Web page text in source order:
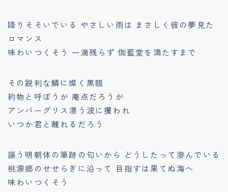
降りそそいでいる やさしい雨は まさしく彼の夢見た
ロマンス
味わいつくそう 一滴残らず 伽藍堂を満たすまで
その鋭利な鱗に燦く黒眼
約物と呼ぼうが 庵点だろうが
アンバーグリス漂う波に攫われ
いつか君と離れるだろう
謳う明朝体の筆跡の匂いから どうしたって滲んでいる
桃源郷のせせらぎに沿って 目指すは果てぬ海へ
味わいつくそう